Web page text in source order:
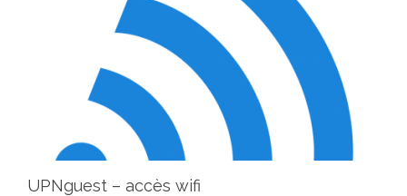
UPNguest – accès wifi